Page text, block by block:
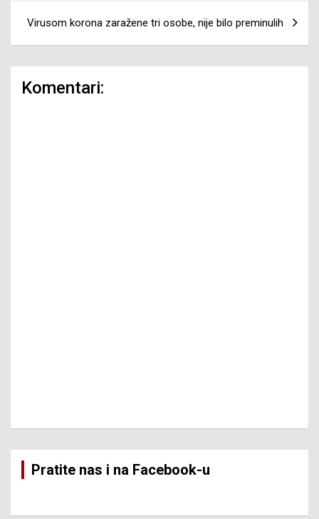
Virusom korona zaražene tri osobe, nije bilo preminulih
Komentari:
Pratite nas i na Facebook-u